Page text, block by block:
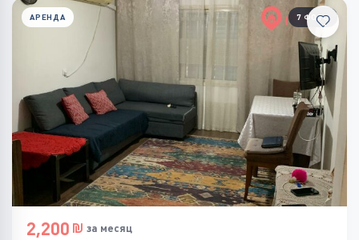
7 ФОТО
АРЕНДА
2,200
за месяц